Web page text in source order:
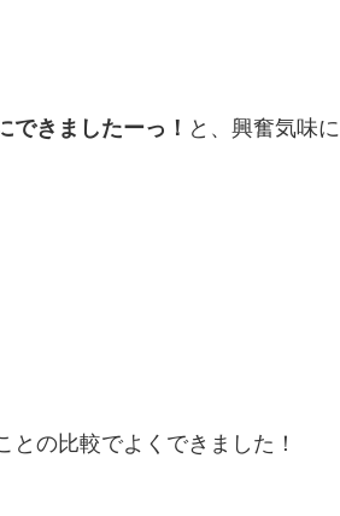
できましたーっ！ と、興奮気味に
の比較でよくできました！